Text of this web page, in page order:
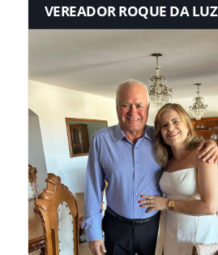
VEREADOR ROQUE DA LUZ